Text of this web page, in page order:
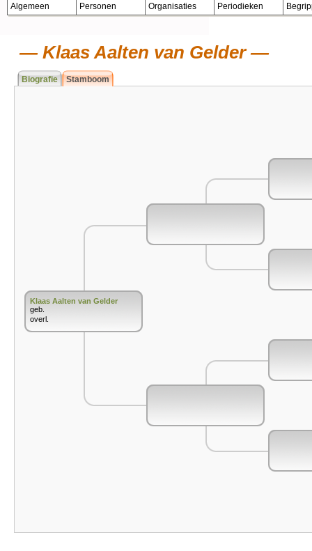
Algemeen Personen Organisaties Periodieken
Klaas Aalten van Gelder
Biografie Stamboom
Klaas Aalten van Gelder
geb.
overl.